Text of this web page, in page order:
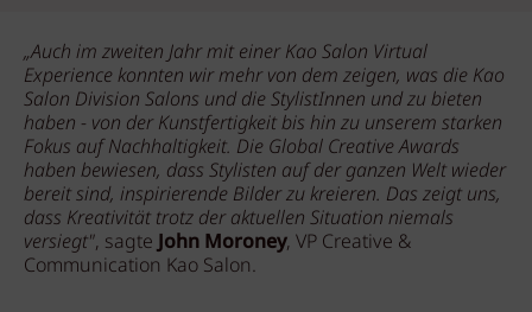
„Auch im zweiten Jahr mit einer Kao Salon Virtual
Experience konnten wir mehr von dem zeigen, was die Kao
Salon Division Salons und die StylistInnen und zu bieten
haben - von der Kunstfertigkeit bis hin zu unserem starken
Fokus auf Nachhaltigkeit. Die Global Creative Awards
haben bewiesen, dass Stylisten auf der ganzen Welt wieder
bereit sind, inspirierende Bilder zu kreieren. Das zeigt uns,
dass Kreativität trotz der aktuellen Situation niemals
versiegt", sagteJohn Moroney, VP Creative &
Communication Kao Salon.